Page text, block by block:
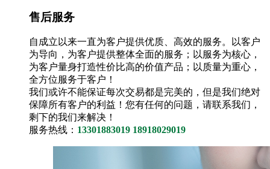
售后服务
自成立以来一直为客户提供优质、高效的服务。以客户
为导向，为客户提供整体全面的服务；以服务为核心，
为客户量身打造性价比高的价值产品；以质量为重心，
全方位服务于客户！
我们或许不能保证每次交易都是完美的，但是我们绝对
保障所有客户的利益！您有任何的问题，请联系我们，
剩下的我们来解决！
服务热线： 13301883019 18918029019